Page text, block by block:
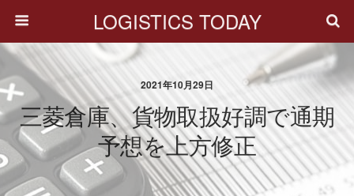
LOGISTICS TODAY
2021年10月29日
三菱倉庫、貨物取扱好調で通期
予想を上方修正